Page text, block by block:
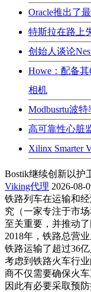
Oracle推出了
特斯拉在路上
创始人谈论
Howe：配备
相机
Modbusrtu波
高可靠性心脏
Xilinx Smarter
Bostik继续创新以护
Viking代理 2026-08-
铁路列车在运输和
究（一家专注于市
至关重要，并推动了
2018年，铁路总营
铁路运输了超过36亿
考虑到铁路火车行
商不仅需要确保火
因此有必要采取预